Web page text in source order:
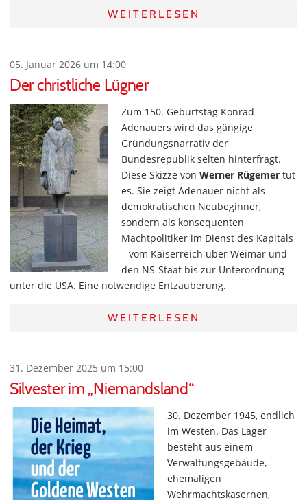
WEITERLESEN
05. Januar 2026 um 14:00
Der christliche Lügner
Zum 150. Geburtstag Konrad
Adenauers wird das gängige
Gründungsnarrativ der
Bundesrepublik selten hinterfragt.
Diese Skizze von Werner Rügemertut
es. Sie zeigt Adenauer nicht als
demokratischen Neubeginner,
sondern als konsequenten
Machtpolitiker im Dienst des Kapitals
– vom Kaiserreich über Weimar und
den NS-Staat bis zur Unterordnung
unter die USA. Eine notwendige Entzauberung.
WEITERLESEN
31. Dezember 2025 um 15:00
Silvester im „Niemandsland“
30. Dezember 1945, endlich
im Westen. Das Lager
besteht aus einem
Verwaltungsgebäude,
ehemaligen
Wehrmachtskasernen,